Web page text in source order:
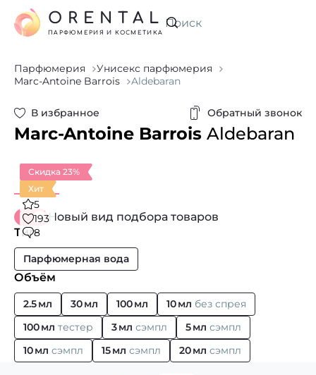
Искать
ORENTAL
ПАРФЮМЕРИЯ И КОСМЕТИКА
Парфюмерия
Унисекс парфюмерия
Marc-Antoine Barrois
Aldebaran
В избранное Обратный звонок
Marc-Antoine Barrois Aldebaran
Скидка 23%
Хит
5
193
8
Новый вид подбора товаров
Тип
Парфюмерная вода
Объём
2.5 мл 30 мл 100 мл 10 мл без спрея
100 мл тестер 3 мл сэмпл 5 мл сэмпл
10 мл сэмпл 15 мл сэмпл 20 мл сэмпл